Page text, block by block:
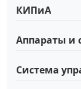
КИПиА
Аппараты и
Система